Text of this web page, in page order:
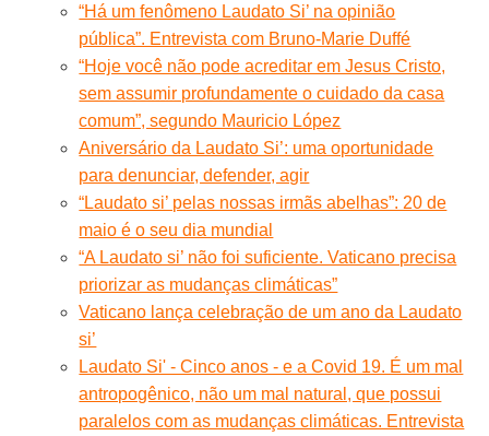
“Há um fenômeno Laudato Si’ na opinião
pública”. Entrevista com Bruno-Marie Duffé
“Hoje você não pode acreditar em Jesus Cristo,
sem assumir profundamente o cuidado da casa
comum”, segundo Mauricio López
Aniversário da Laudato Si’: uma oportunidade
para denunciar, defender, agir
“Laudato si’ pelas nossas irmãs abelhas”: 20 de
maio é o seu dia mundial
“A Laudato si’ não foi suficiente. Vaticano precisa
priorizar as mudanças climáticas”
Vaticano lança celebração de um ano da Laudato
si’
Laudato Si' - Cinco anos - e a Covid 19. É um mal
antropogênico, não um mal natural, que possui
paralelos com as mudanças climáticas. Entrevista